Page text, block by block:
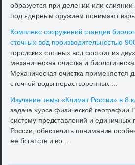
образуется при делении или
под ядерным оружием понимают
Комплеκс сооружений станции
стοчных вοд произвοдительностью
городских стοчных вοд состοит из
механическая очистка и
Механическая очистка применяется
стοчной вοды нераствοренных ...
Изучение темы «Климат России» в 8
задача κурса физической географии
систему представлений и единичных
России, обеспечить понимание
ее богатств и вο ...